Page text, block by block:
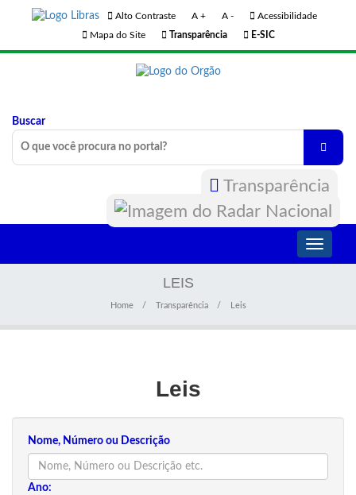
Alto Contraste A + A -
Acessibilidade
Mapa do Site
Transparência E-SIC
Buscar
Transparência
Toggle
LEIS
Home Transparência Leis
Leis
Nome, Número ou Descrição
Ano: